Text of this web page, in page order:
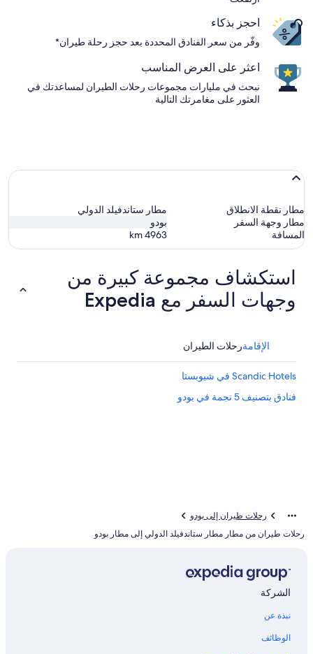
احجز بذكاء
وفّر من سعر الفنادق المحددة بعد حجز رحلة طيران*
اعثر على العرض المناسب
نبحث في مليارات مجموعات رحلات الطيران لمساعدتك في
العثور على مغامرتك التالية
مطار نقطة الانطلاق
مطار ستاندفيلد الدولي
مطار وجهة السفر
بودو
المسافة
4963
km
استكشاف مجموعة كبيرة من
وجهات السفر مع Expedia
رحلات الطيران
Scandic Hotels في شيوبستا
فنادق بتصنيف 5 نجمة في بودو
رحلات طيران إلى بودو
رحلات طيران من مطار مطار ستاندفيلد الدولي إلى مطار بودو
الشركة
نبذة عن
الوظائف